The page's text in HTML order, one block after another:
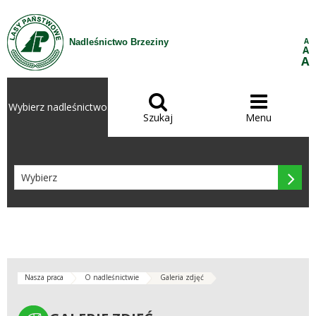
Przejdź do treści
Nadleśnictwo Brzeziny A
A
A
Wybierz nadleśnictwo 
Szukaj

Menu

Nasza praca O nadleśnictwie Galeria zdjęć